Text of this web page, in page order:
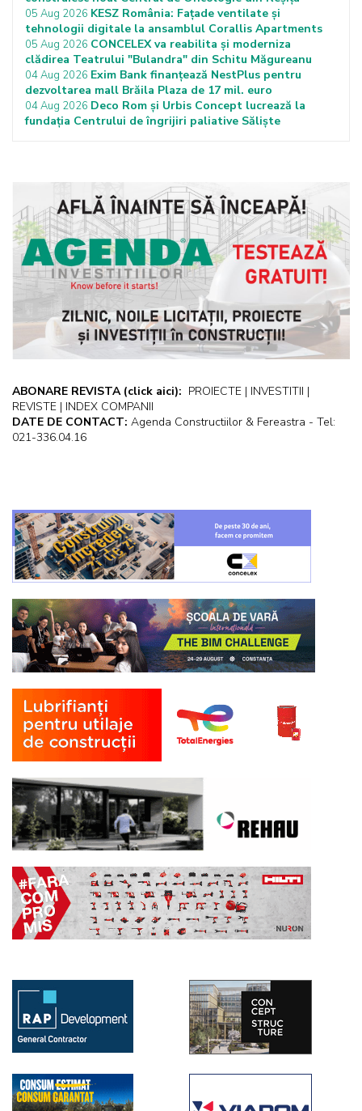
05 Aug 2026 KESZ România: Fațade ventilate și
tehnologii digitale la ansamblul Corallis Apartments
05 Aug 2026 CONCELEX va reabilita și moderniza
clădirea Teatrului "Bulandra" din Schitu Măgureanu
04 Aug 2026 Exim Bank finanțează NestPlus pentru
dezvoltarea mall Brăila Plaza de 17 mil. euro
04 Aug 2026 Deco Rom și Urbis Concept lucrează la
fundația Centrului de îngrijiri paliative Săliște
ABONARE REVISTA (click aici): PROIECTE | INVESTITII |
REVISTE | INDEX COMPANII
DATE DE CONTACT: Agenda Constructiilor & Fereastra - Tel:
021-336.04.16